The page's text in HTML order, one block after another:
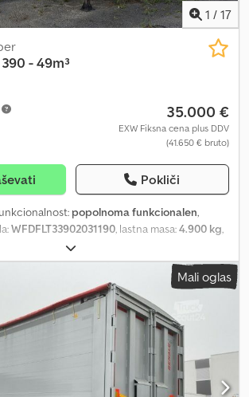
1 / 17
- 49m³
35.000 €
EXW Fiksna cena plus DDV
(41.650 € bruto)
Pokliči
popolnoma funkcionalen,
WFDFLT33902031190 , lastna masa:4.900 kg
obremenitev:30.100 kg
3 osi, prva registracija:08/2023, naslednji
9.300 mm,
9.300 mm, višina nakladalnega prostora:
tovornega prostora:49 m³, skupna dolžina:
širina:2.550 mm , skupna višina:4.040 mm
pnevmatike: 385/65 R22,5"
, stanje
, The images are archive
may still be in use! Unbeatable unladen
Mali oglas